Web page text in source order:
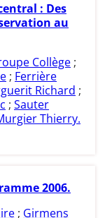
: Des
au
Collège;
; Ferrière
Richard ;
; Sauter
Thierry.
2006.
; Girmens